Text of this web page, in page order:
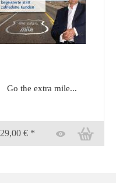
Go the extra mile...
29,00 € *